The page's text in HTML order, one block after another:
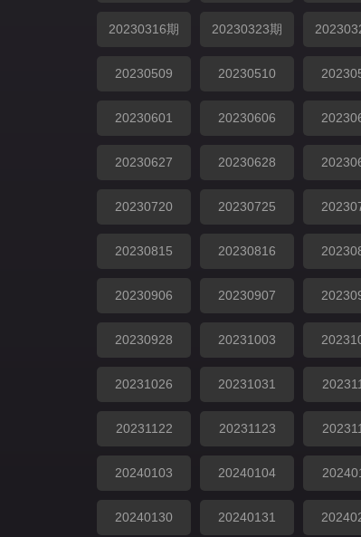
20230316期 20230323期
20230509 20230510
20230601 20230606
20230627 20230628
20230720 20230725
20230815 20230816
20230906 20230907
20230928 20231003
20231026 20231031
20231122 20231123
20240103 20240104
20240130 20240131